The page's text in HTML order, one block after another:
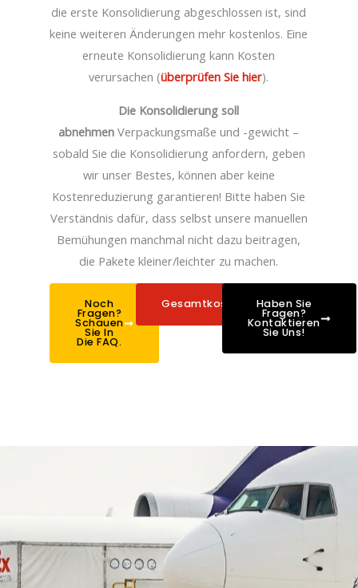
die erste Konsolidierung abgeschlossen ist, sind
keine weiteren Änderungen mehr kostenlos. Eine
erneute Konsolidierung kann Kosten
verursachen (überprüfen Sie hier).
Die Konsolidierung soll
abnehmen Verpackungsmaße und -gewicht –
sobald Sie die Konsolidierung anfordern, geben
wir unser Bestes, können aber keine
Kostenreduzierung garantieren! Bitte haben Sie
Verständnis dafür, dass selbst unsere manuellen
Bemühungen manchmal nicht dazu beitragen,
die Pakete kleiner/leichter zu machen.
Noch
Fragen?
Schauen
Sie In
Die FAQ.
Gesamtkostenrechner
Haben Sie
Fragen?
Kontaktieren
Sie Uns!